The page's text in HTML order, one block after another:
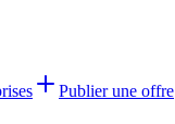
Publier une offre